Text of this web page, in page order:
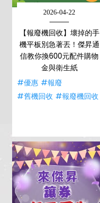
2026-04-22
【報廢機回收】壞掉的手
機平板別急著丟！傑昇通
信教你換600元配件購物
金與衛生紙
#優惠 #報廢
#舊機回收 #報廢機回收